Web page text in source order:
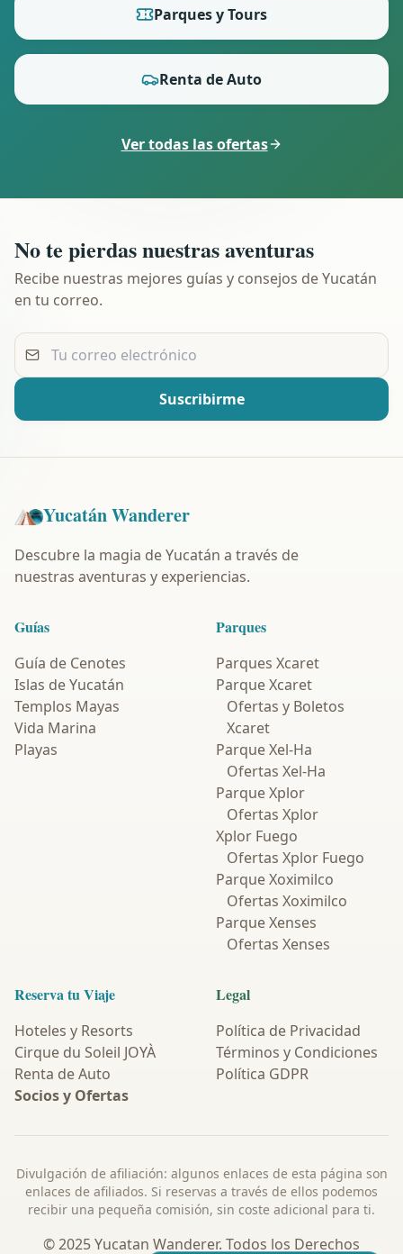
Parques y Tours
Renta de Auto
Ver todas las ofertas
No te pierdas nuestras aventuras
Recibe nuestras mejores guías y consejos de Yucatán
en tu correo.
Tu correo electrónico
Suscribirme
Yucatán Wanderer
Descubre la magia de Yucatán a través de
nuestras aventuras y experiencias.
Guías
Guía de Cenotes
Islas de Yucatán
Templos Mayas
Vida Marina
Playas
Parques
Parques Xcaret
Parque Xcaret
Ofertas y Boletos
Xcaret
Parque Xel-Ha
Ofertas Xel-Ha
Parque Xplor
Ofertas Xplor
Xplor Fuego
Ofertas Xplor Fuego
Parque Xoximilco
Ofertas Xoximilco
Parque Xenses
Ofertas Xenses
Reserva tu Viaje
Hoteles y Resorts
Cirque du Soleil JOYÀ
Renta de Auto
Socios y Ofertas
Legal
Política de Privacidad
Términos y Condiciones
Política GDPR
Divulgación de afiliación: algunos enlaces de esta página son
enlaces de afiliados. Si reservas a través de ellos podemos
recibir una pequeña comisión, sin coste adicional para ti.
© 2025 Yucatan Wanderer. Todos los Derechos